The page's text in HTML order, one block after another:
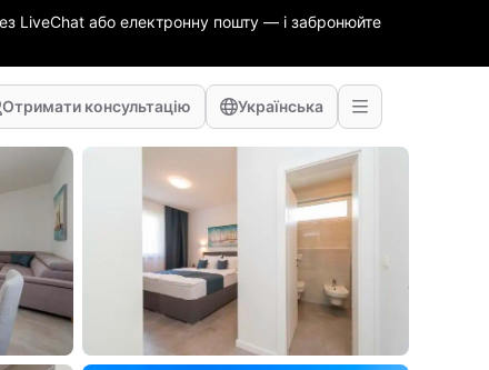
LiveChat або електронну пошту — і забронюйте
Отримати консультацію Українська